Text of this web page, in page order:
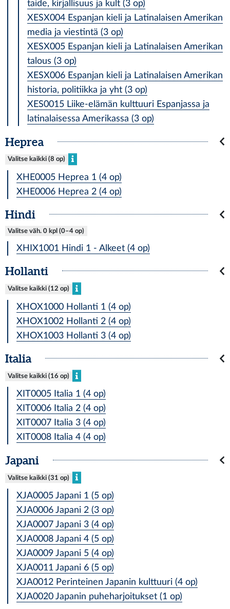
taide, kirjallisuus ja kult (3 op)
XESX004 Espanjan kieli ja Latinalaisen Amerikan
media ja viestintä (3 op)
XESX005 Espanjan kieli ja Latinalaisen Amerikan
talous (3 op)
XESX006 Espanjan kieli ja Latinalaisen Amerikan
historia, politiikka ja yht (3 op)
XES0015 Liike-elämän kulttuuri Espanjassa ja
latinalaisessa Amerikassa (3 op)
Heprea
Valitse kaikki (8 op)
XHE0005 Heprea 1 (4 op)
XHE0006 Heprea 2 (4 op)
Hindi
Valitse väh. 0 kpl (0–4 op)
XHIX1001 Hindi 1 - Alkeet (4 op)
Hollanti
Valitse kaikki (12 op)
XHOX1000 Hollanti 1 (4 op)
XHOX1002 Hollanti 2 (4 op)
XHOX1003 Hollanti 3 (4 op)
Italia
Valitse kaikki (16 op)
XIT0005 Italia 1 (4 op)
XIT0006 Italia 2 (4 op)
XIT0007 Italia 3 (4 op)
XIT0008 Italia 4 (4 op)
Japani
Valitse kaikki (31 op)
XJA0005 Japani 1 (5 op)
XJA0006 Japani 2 (3 op)
XJA0007 Japani 3 (4 op)
XJA0008 Japani 4 (5 op)
XJA0009 Japani 5 (4 op)
XJA0011 Japani 6 (5 op)
XJA0012 Perinteinen Japanin kulttuuri (4 op)
XJA0020 Japanin puheharjoitukset (1 op)